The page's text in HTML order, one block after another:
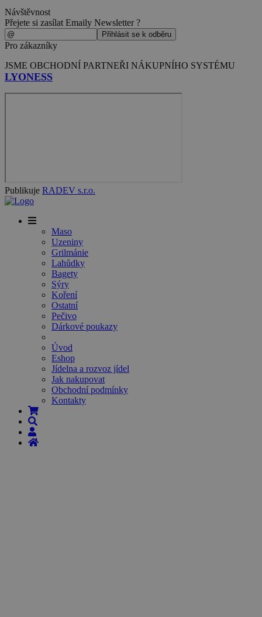
Návštěvnost
Přejete si zasílat Emaily Newsletter ?
Pro zákazníky
JSME OBCHODNÍ PARTNEŘI NÁKUPNÍHO SYSTÉMU
LYONESS
Publikuje RADEV s.r.o.
Maso
Uzeniny
Grilmánie
Lahůdky
Bagety
Sýry
Koření
Ostatní
Pečivo
Dárkové poukazy
Úvod
Eshop
Jídelna a rozvoz jídel
Jak nakupovat
Obchodní podmínky
Kontakty